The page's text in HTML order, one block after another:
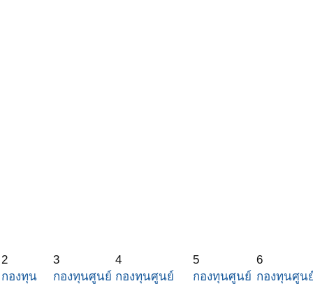
2
กองทุน
3
กองทุนศูนย์
4
กองทุนศูนย์
5
กองทุนศูนย์
6
กองทุนศูน